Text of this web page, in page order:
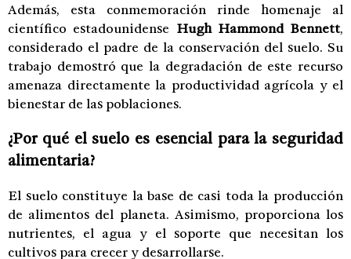
Además, esta conmemoración rinde homenaje al
científico estadounidense Hugh Hammond Bennett,
considerado el padre de la conservación del suelo. Su
trabajo demostró que la degradación de este recurso
amenaza directamente la productividad agrícola y el
bienestar de las poblaciones.
¿Por qué el suelo es esencial para la seguridad
alimentaria?
El suelo constituye la base de casi toda la producción
de alimentos del planeta. Asimismo, proporciona los
nutrientes, el agua y el soporte que necesitan los
cultivos para crecer y desarrollarse.